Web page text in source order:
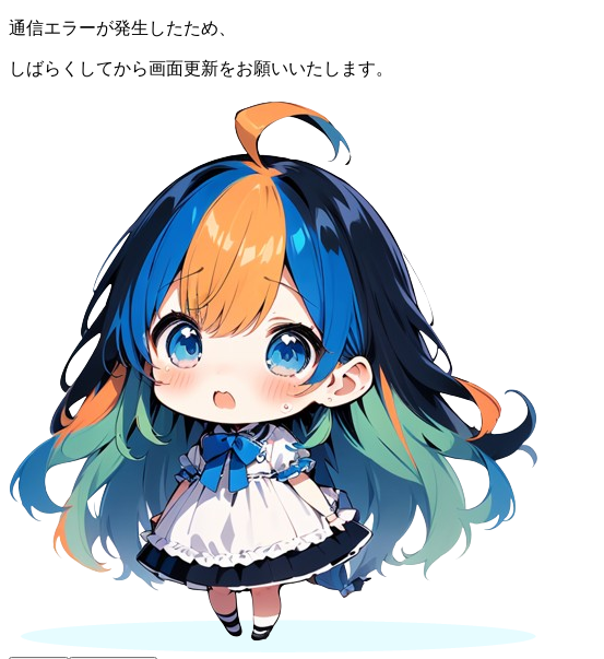
通信エラーが発生したため、
しばらくしてから画面更新をお願いいたします。